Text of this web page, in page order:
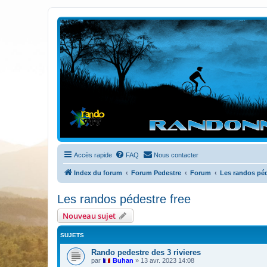
Randovttfree.fr
Bienvenue sur le site des randos vtt et pédestre de Bretagne . Bonne
Accès rapide FAQ Nous contacter
Index du forum Forum Pedestre Forum Les randos
Les randos pédestre free
Nouveau sujet
SUJETS
Rando pedestre des 3 rivieres
par Buhan » 13 avr. 2023 14:08